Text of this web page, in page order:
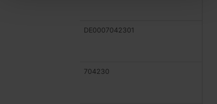
DE0007042301
704230